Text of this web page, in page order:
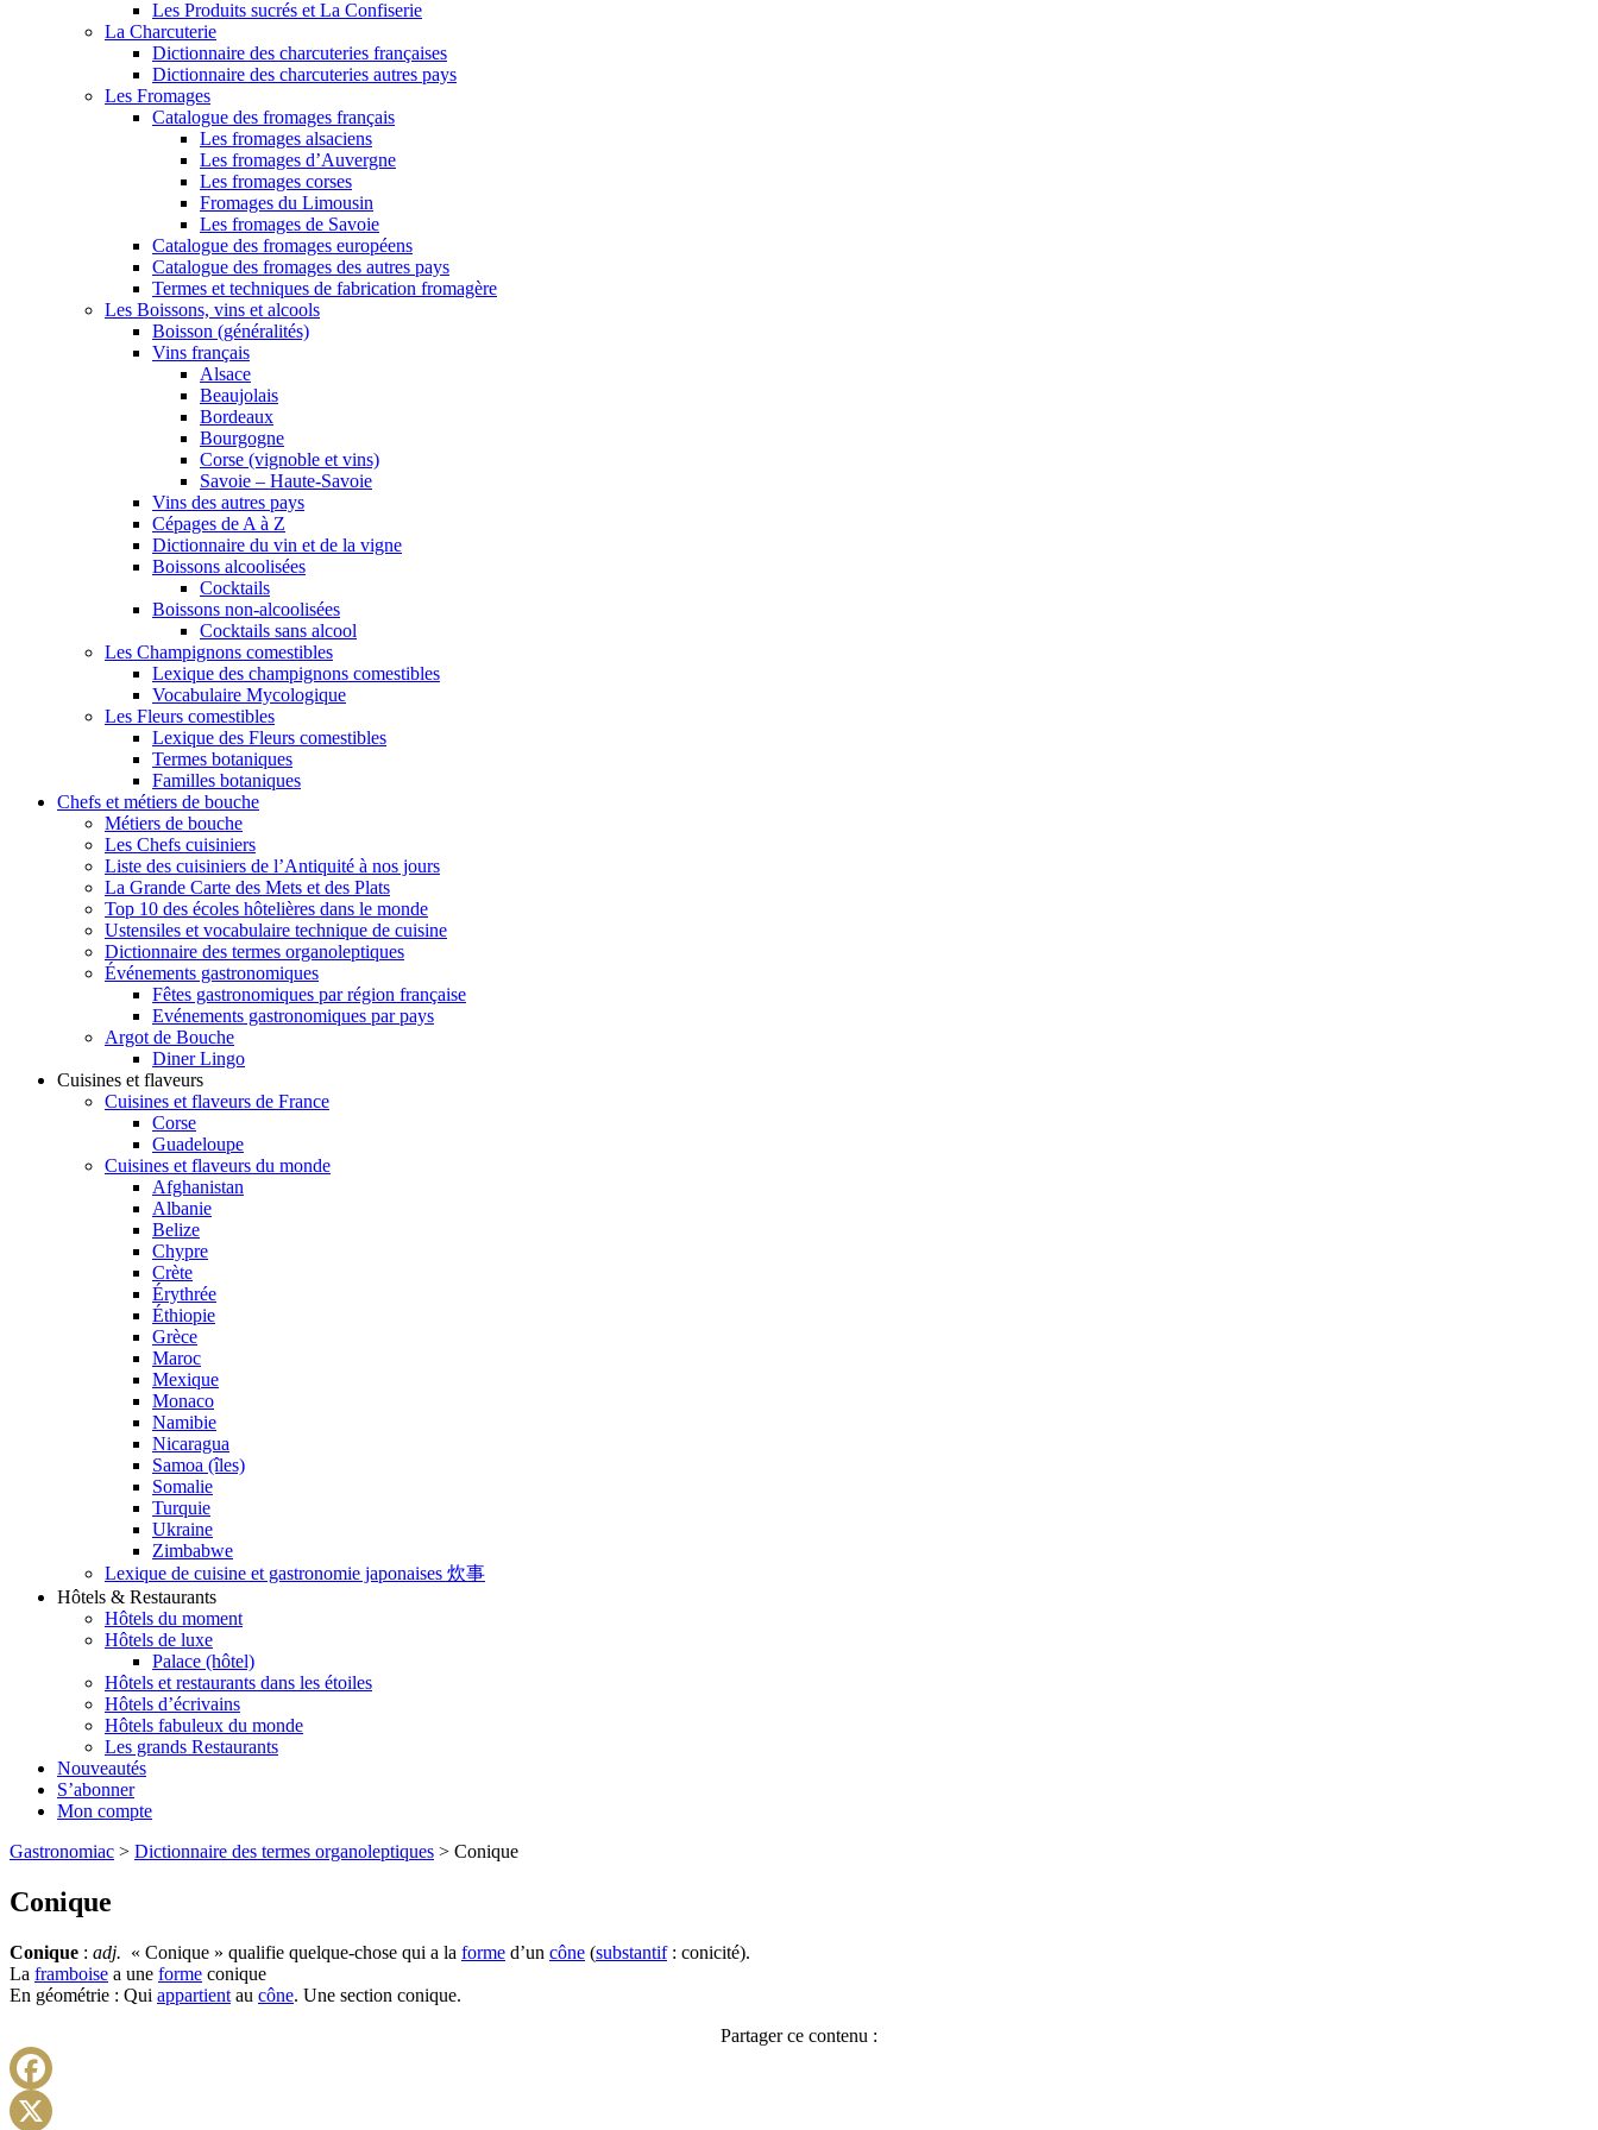
Les Produits sucrés et La Confiserie
La Charcuterie
Dictionnaire des charcuteries françaises
Dictionnaire des charcuteries autres pays
Les Fromages
Catalogue des fromages français
Les fromages alsaciens
Les fromages d’Auvergne
Les fromages corses
Fromages du Limousin
Les fromages de Savoie
Catalogue des fromages européens
Catalogue des fromages des autres pays
Termes et techniques de fabrication fromagère
Les Boissons, vins et alcools
Boisson (généralités)
Vins français
Alsace
Beaujolais
Bordeaux
Bourgogne
Corse (vignoble et vins)
Savoie – Haute-Savoie
Vins des autres pays
Cépages de A à Z
Dictionnaire du vin et de la vigne
Boissons alcoolisées
Cocktails
Boissons non-alcoolisées
Cocktails sans alcool
Les Champignons comestibles
Lexique des champignons comestibles
Vocabulaire Mycologique
Les Fleurs comestibles
Lexique des Fleurs comestibles
Termes botaniques
Familles botaniques
Chefs et métiers de bouche
Métiers de bouche
Les Chefs cuisiniers
Liste des cuisiniers de l’Antiquité à nos jours
La Grande Carte des Mets et des Plats
Top 10 des écoles hôtelières dans le monde
Ustensiles et vocabulaire technique de cuisine
Dictionnaire des termes organoleptiques
Événements gastronomiques
Fêtes gastronomiques par région française
Evénements gastronomiques par pays
Argot de Bouche
Diner Lingo
Cuisines et flaveurs
Cuisines et flaveurs de France
Corse
Guadeloupe
Cuisines et flaveurs du monde
Afghanistan
Albanie
Belize
Chypre
Crète
Érythrée
Éthiopie
Grèce
Maroc
Mexique
Monaco
Namibie
Nicaragua
Samoa (îles)
Somalie
Turquie
Ukraine
Zimbabwe
Lexique de cuisine et gastronomie japonaises 炊事
Hôtels & Restaurants
Hôtels du moment
Hôtels de luxe
Palace (hôtel)
Hôtels et restaurants dans les étoiles
Hôtels d’écrivains
Hôtels fabuleux du monde
Les grands Restaurants
Nouveautés
S’abonner
Mon compte
Gastronomiac > Dictionnaire des termes organoleptiques > Conique
Conique
Conique : adj. « Conique » qualifie quelque-chose qui a la forme d’un cône (substantif: conicité).
La framboise a une forme conique
En géométrie : Qui appartient au cône. Une section conique.
Partager ce contenu :